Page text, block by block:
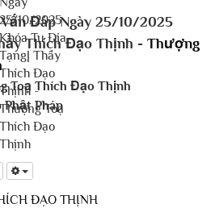
Đáp Ngày 25/10/2025
Thích Đạo Thịnh - Thượng
Toạ Thích Đạo Thịnh
Pháp
ĐẠO THỊNH